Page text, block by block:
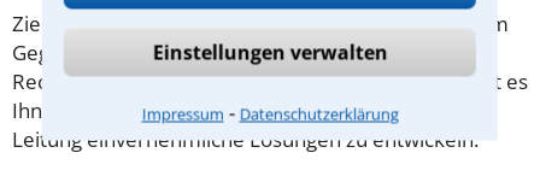
Einstellungen verwalten
Impressum ⁃ Datenschutzerklärung
Ziel der
ist es Konflikte im Dialog mit dem
Gegner zu lösen, statt die Gerichte zu bemühen. Ein
Rechtsanwalt als Streitschlichter in Berlin ermöglicht es
Ihnen und ihrem Konfliktpartner, unter juristischer
Leitung einvernehmliche Lösungen zu entwickeln.